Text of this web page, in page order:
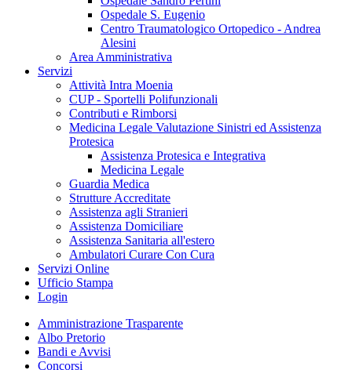
Ospedale S. Eugenio
Centro Traumatologico Ortopedico - Andrea
Alesini
Area Amministrativa
Servizi
Attività Intra Moenia
CUP - Sportelli Polifunzionali
Contributi e Rimborsi
Medicina Legale Valutazione Sinistri ed Assistenza
Protesica
Assistenza Protesica e Integrativa
Medicina Legale
Guardia Medica
Strutture Accreditate
Assistenza agli Stranieri
Assistenza Domiciliare
Assistenza Sanitaria all'estero
Ambulatori Curare Con Cura
Servizi Online
Ufficio Stampa
Login
Amministrazione Trasparente
Albo Pretorio
Bandi e Avvisi
Concorsi